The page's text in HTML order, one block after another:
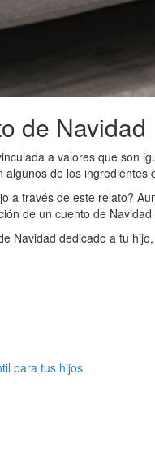
de Navidad
a valores que son
algunos de los ingredientes
a través de este relato?
de un cuento de Navidad
Navidad dedicado a tu
para tus hijos